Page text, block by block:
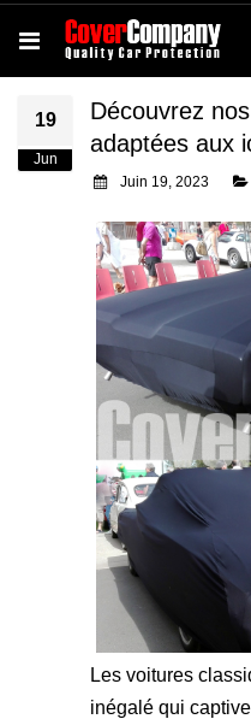
19
Jun
Découvrez
adaptées aux
Juin 19, 2023
Les voitures
inégalé qui